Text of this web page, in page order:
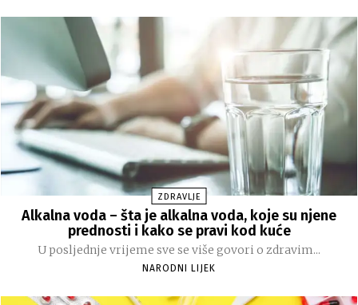
ZDRAVLJE
Alkalna voda – šta je alkalna voda, koje su njene
prednosti i kako se pravi kod kuće
U posljednje vrijeme sve se više govori o zdravim...
NARODNI LIJEK